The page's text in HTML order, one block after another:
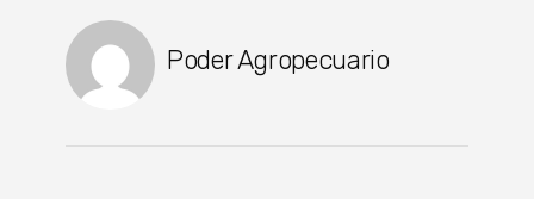
Poder Agropecuario